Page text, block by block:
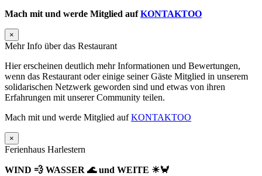
Mach mit und werde Mitglied aufKONTAKTOO
×
Mehr Info über das Restaurant
Hier erscheinen deutlich mehr Informationen und Bewertungen,
wenn das Restaurant oder einige seiner Gäste Mitglied in unserem
solidarischen Netzwerk geworden sind und etwas von ihren
Erfahrungen mit unserer Community teilen.
Mach mit und werde Mitglied aufKONTAKTOO
×
Ferienhaus Harlestern
WIND 💨 WASSER 🌊 und WEITE ☀🦀